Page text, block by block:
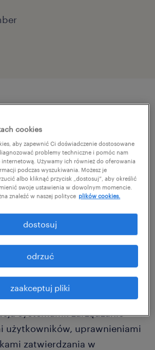
doświadczenie zawodowe i
się biegle w j.angielskim?
świetną ofertę pracy w
zwlekaj - aplikuj!
(1st line support):
(ticketów) w systemach
oraz rozwiązywanie błędów
systemami: zarządzanie
użytkowników, uprawnieniami
zatwierdzania w
cookies
aby zapewnić Ci doświadczenie dostosowane
problemy techniczne i pomóc nam
internetową. Używamy ich również do oferowania
podczas wyszukiwania. Możesz je
albo kliknąć przycisk „dostosuj”, aby określić
swoje ustawienia w dowolnym momencie.
znaleźć w naszej polityce plików cookies.
zaakceptuj pliki
odrzuć
dostosuj